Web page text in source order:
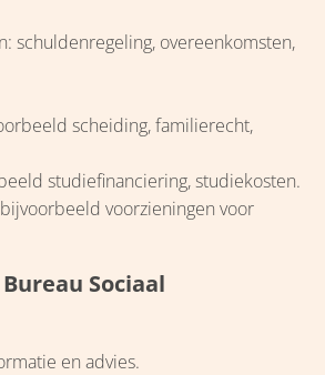
schuldenregeling, overeenkomsten,
scheiding, familierecht,
studiefinanciering, studiekosten.
voorzieningen voor
Sociaal
en advies.